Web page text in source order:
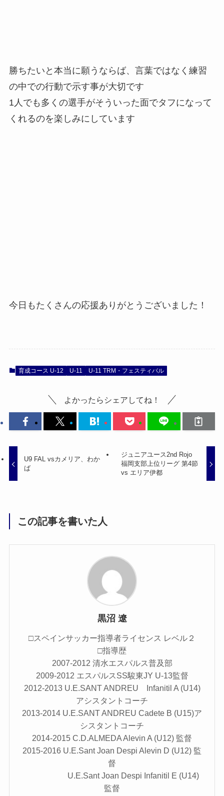
勝ちたいと本当に願うならば、言葉ではなく練習
の中での行動で示す事が大切です
1人でも多くの選手がそういった面でタフになって
くれるのを楽しみにしています
今日もたくさんの応援ありがとうございました！
育成コース U-12 U-11 U-11 TRM・フェスティバル
よかったらシェアしてね！
U9 FAL vsカメリア、わか
ば
ジュニアユース2nd Rojo
福岡支部上位リーグ 第4節
vs エリア伊都
この記事を書いた人
黒沼 遼
□スペインサッカー指導者ライセンス レベル２
□指導歴
2007-2012 清水エスパルス普及部
2009-2012 エスパルスSS駿東JY U-13監督
2012-2013 U.E.SANT ANDREU Infanitil A (U14)
アシスタントコーチ
2013-2014 U.E.SANT ANDREU Cadete B (U15)ア
シスタントコーチ
2014-2015 C.D.ALMEDA Alevin A (U12) 監督
2015-2016 U.E.Sant Joan Despi Alevin D (U12) 監
督
U.E.Sant Joan Despi Infanitil E (U14)
監督